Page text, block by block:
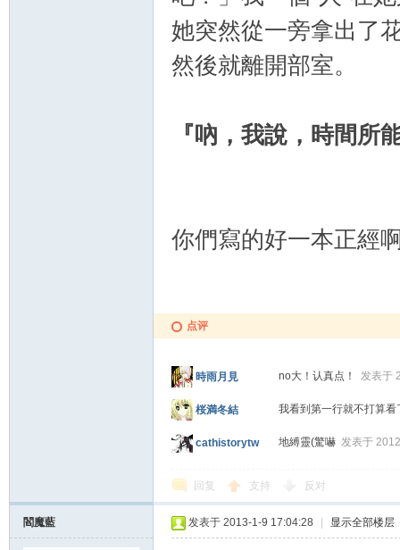
她突然從一旁拿出了
然後就離開部室。
『吶，我說，時間所
你們寫的好一本正經
点评
時雨月見 no大！认真点！ 发表于
桜満冬結 我看到第一行就不打算
cathistorytw 地縛靈(驚嚇 发表于
回复 支持 反对
閻魔藍 发表于 2013-1-9 17:04:28 显示全部楼层